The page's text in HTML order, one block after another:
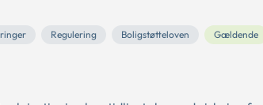
Regulering Boligstøtteloven Gældende